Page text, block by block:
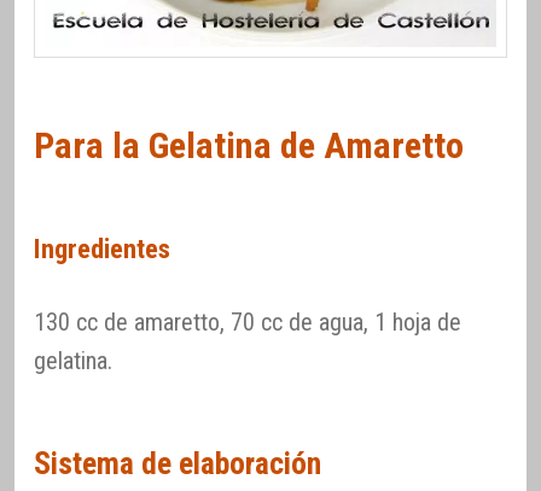
Para la Gelatina de Amaretto
Ingredientes
130 cc de amaretto, 70 cc de agua, 1 hoja de
gelatina.
Sistema de elaboración